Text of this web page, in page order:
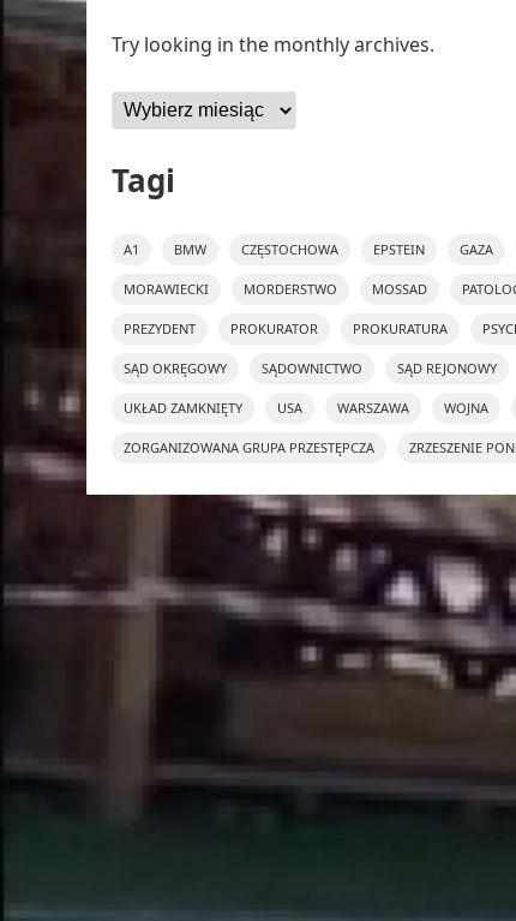
Try looking in the monthly archives.
Archiwa
Tagi
A1 BMW CZĘSTOCHOWA EPSTEIN GAZA
MORAWIECKI MORDERSTWO MOSSAD
PREZYDENT PROKURATOR PROKURATURA
SĄD OKRĘGOWY SĄDOWNICTWO SĄD REJONOWY
UKŁAD ZAMKNIĘTY USA WARSZAWA WOJNA
ZORGANIZOWANA GRUPA PRZESTĘPCZA ZRZESZENIE